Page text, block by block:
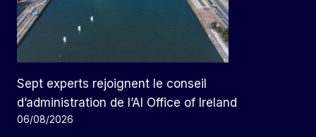
Sept experts rejoignent le conseil
d’administration de l’AI Office of Ireland
06/08/2026